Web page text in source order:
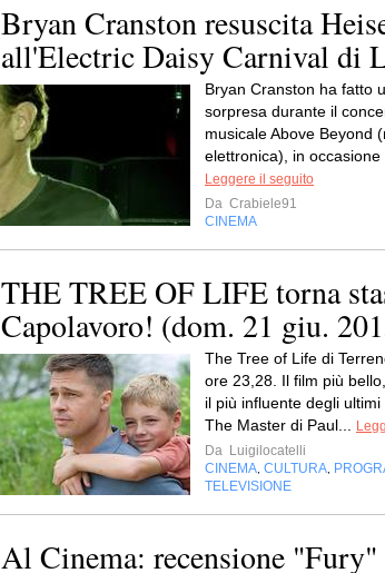
Bryan Cranston resuscita
all'Electric Daisy Carnival di
Bryan Cranston ha fatto
sorpresa durante il
musicale Above Beyond
elettronica), in occasione
Leggere il seguito
Da Crabiele91
CINEMA
THE TREE OF LIFE torna
Capolavoro! (dom. 21 giu.
The Tree of Life di
ore 23,28. Il film più
il più influente degli
The Master di Paul...
Da Luigilocatelli
CINEMA CULTURA
TELEVISIONE
Al Cinema: recensione "Fury"